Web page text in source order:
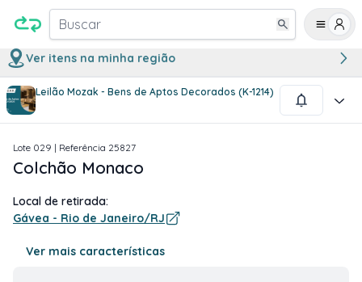
Buscar
Ver itens na minha região
Leilão Mozak - Bens de Aptos Decorados (K-1214)
1/1
Lote 029 | Referência 25827
Colchão Monaco
Local de retirada:
Gávea - Rio de Janeiro/RJ
Ver mais características